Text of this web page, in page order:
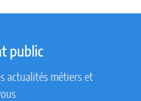
public
actualités métiers et